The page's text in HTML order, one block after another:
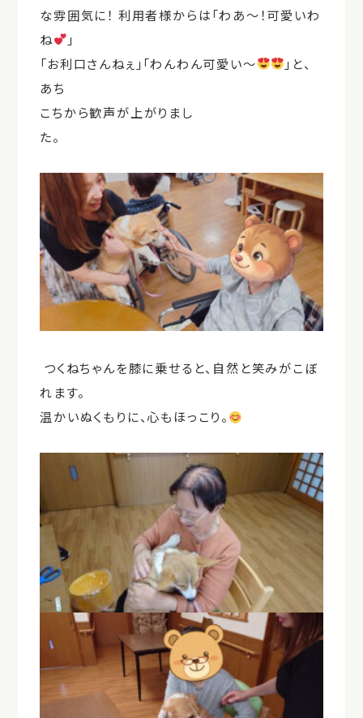
な雰囲気に！ 利用者様からは「わあ〜！可愛いわ
ね
」
「お利口さんねぇ」「わんわん可愛い～
」と、
あち
こちから歓声が上がりまし
た。
つくねちゃんを膝に乗せると、自然と笑みがこぼ
れます。
温かいぬくもりに、心もほっこり。